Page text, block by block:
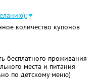
количество купонов
бесплатного проживания
места и питания
по детскому меню)